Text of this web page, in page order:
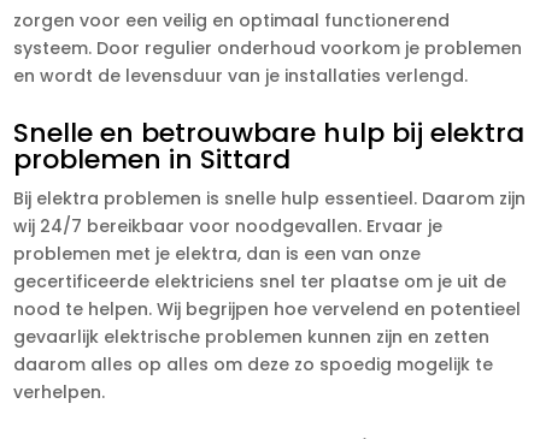
zorgen voor een veilig en optimaal functionerend
systeem. Door regulier onderhoud voorkom je problemen
en wordt de levensduur van je installaties verlengd.
Snelle en betrouwbare hulp bij elektra
problemen in Sittard
Bij elektra problemen is snelle hulp essentieel. Daarom zijn
wij 24/7 bereikbaar voor noodgevallen. Ervaar je
problemen met je elektra, dan is een van onze
gecertificeerde elektriciens snel ter plaatse om je uit de
nood te helpen. Wij begrijpen hoe vervelend en potentieel
gevaarlijk elektrische problemen kunnen zijn en zetten
daarom alles op alles om deze zo spoedig mogelijk te
verhelpen.